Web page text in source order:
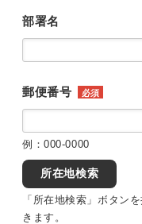
部署名
郵便番号 必須
例：000-0000
所在地検索
「所在地検索」ボタン
きます。